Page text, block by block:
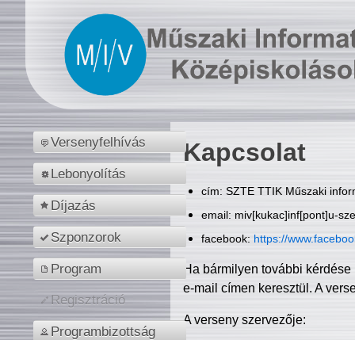
Versenyfelhívás
Lebonyolítás
Díjazás
Szponzorok
Program
Regisztráció
Programbizottság
Kapcsolat
cím: SZTE TTIK Műszaki
email: miv[kukac]inf[pont]u-
facebook: https://
Ha bármilyen további
e-mail címen keresztül. A
A verseny szervezője: